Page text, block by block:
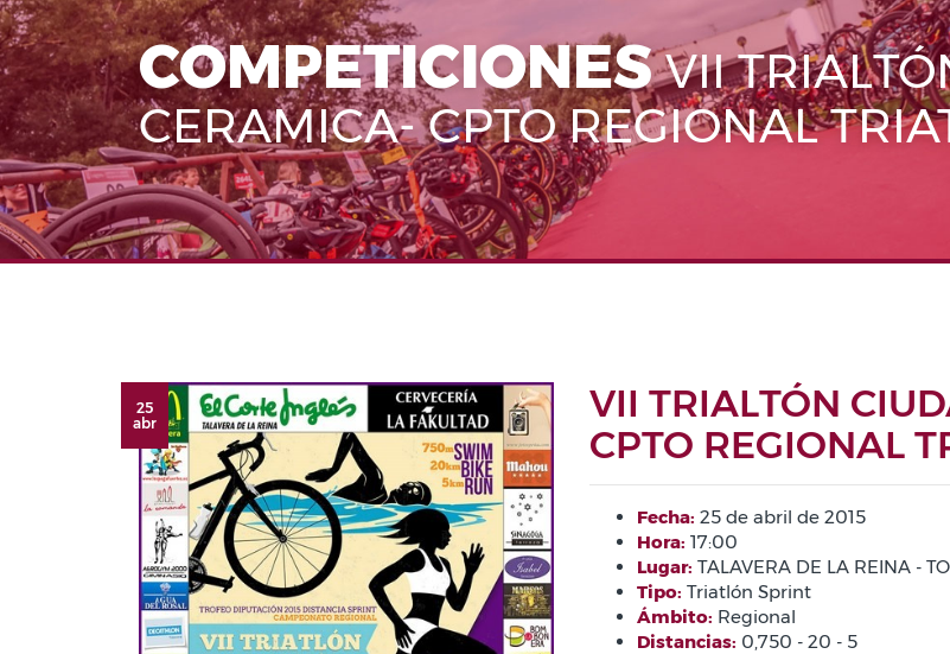
COMPETICIONESVII
CERAMICA- CPTO REGIONAL
25
abr
VII TRIALTÓN
CPTO REGIONAL
Fecha: 25 de abril de 2015
Hora: 17:00
Lugar: TALAVERA DE LA REINA -
Tipo: Triatlón Sprint
Ámbito: Regional
Distancias: 0,750 - 20 - 5